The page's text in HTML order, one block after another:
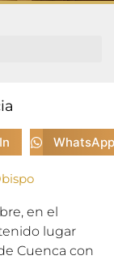
WhatsApp
en el
lugar
Cuenca con